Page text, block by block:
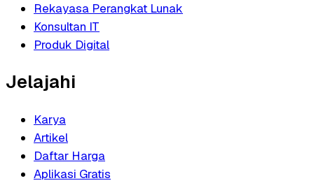
Rekayasa Perangkat Lunak
Konsultan IT
Produk Digital
Jelajahi
Karya
Artikel
Daftar Harga
Aplikasi Gratis